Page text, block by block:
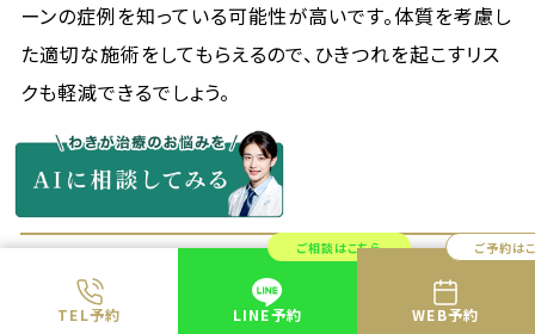
TEL予約
ご相談はこちら
LINE予約
ご予約は
WEB予約
ーンの症例を知っている可能性が高いです。体質を考慮し
た適切な施術をしてもらえるので、ひきつれを起こすリス
クも軽減できるでしょう。
糸リフトのひきつれが心配な方は、他の施術を
検討するのも一つの手段